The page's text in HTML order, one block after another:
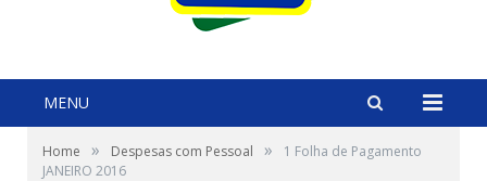
MENU
Home » Despesas com Pessoal »
1 Folha de Pagamento
JANEIRO 2016